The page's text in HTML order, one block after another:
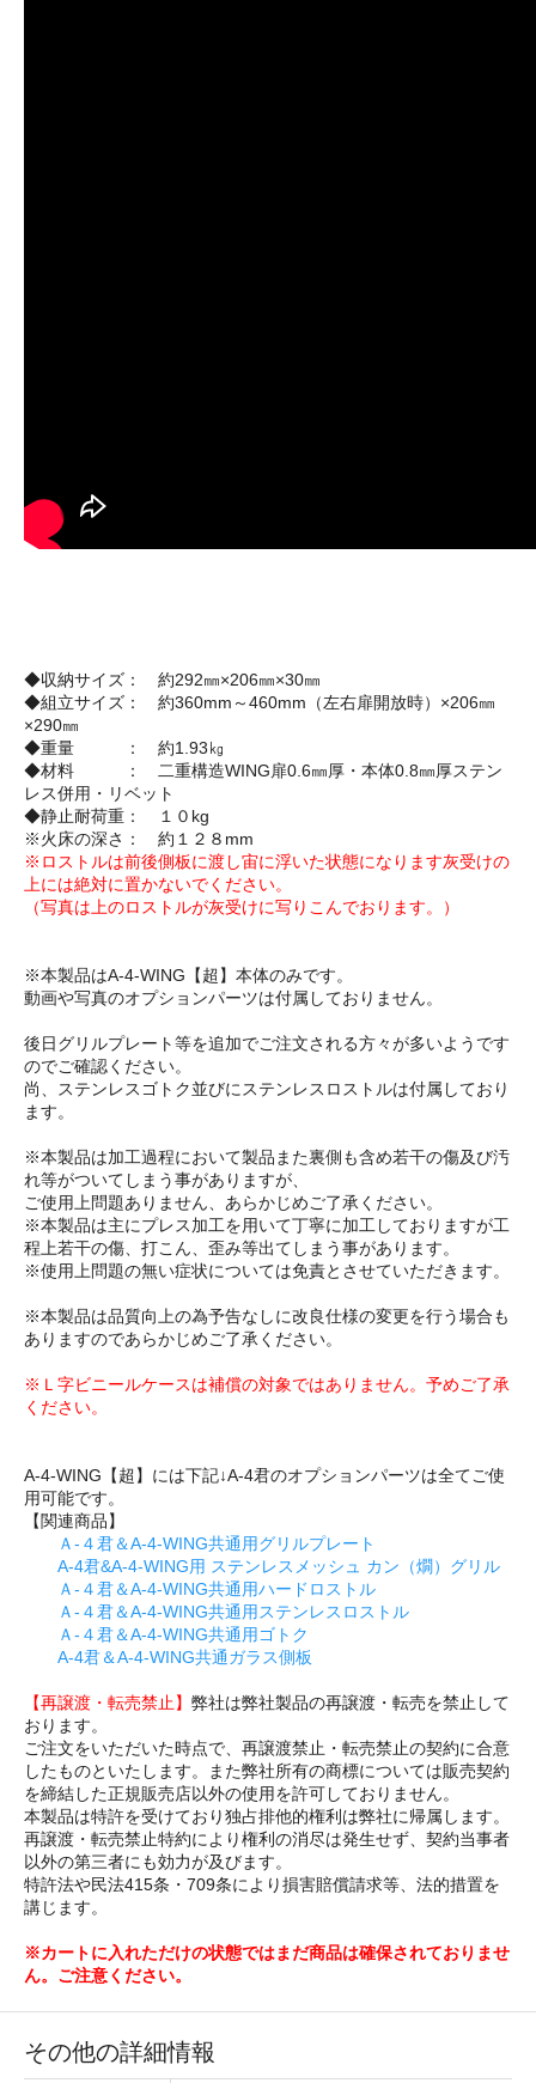
◆収納サイズ： 約292㎜×206㎜×30㎜
◆組立サイズ： 約360mm～460mm（左右扉開放時）×206㎜
×290㎜
◆重量 ： 約1.93㎏
◆材料 ： 二重構造WING扉0.6㎜厚・本体0.8㎜厚ステン
レス併用・リベット
◆静止耐荷重： １０kg
※火床の深さ： 約１２８mm
※ロストルは前後側板に渡し宙に浮いた状態になります灰受けの
上には絶対に置かないでください。
（写真は上のロストルが灰受けに写りこんでおります。）
※本製品はA-4-WING【超】本体のみです。
動画や写真のオプションパーツは付属しておりません。
後日グリルプレート等を追加でご注文される方々が多いようです
のでご確認ください。
尚、ステンレスゴトク並びにステンレスロストルは付属しており
ます。
※本製品は加工過程において製品また裏側も含め若干の傷及び汚
れ等がついてしまう事がありますが、
ご使用上問題ありません、あらかじめご了承ください。
※本製品は主にプレス加工を用いて丁寧に加工しておりますが工
程上若干の傷、打こん、歪み等出てしまう事があります。
※使用上問題の無い症状については免責とさせていただきます。
※本製品は品質向上の為予告なしに改良仕様の変更を行う場合も
ありますのであらかじめご了承ください。
※Ｌ字ビニールケースは補償の対象ではありません。予めご了承
ください。
A-4-WING【超】には下記↓A-4君のオプションパーツは全てご使
用可能です。
【関連商品】
Ａ-４君＆A-4-WING共通用グリルプレート
A-4君&A-4-WING用 ステンレスメッシュ カン（燗）グリル
Ａ-４君＆A-4-WING共通用ハードロストル
Ａ-４君＆A-4-WING共通用ステンレスロストル
Ａ-４君＆A-4-WING共通用ゴトク
A-4君＆A-4-WING共通ガラス側板
【再譲渡・転売禁止】 弊社は弊社製品の再譲渡・転売を禁止して
おります。
ご注文をいただいた時点で、再譲渡禁止・転売禁止の契約に合意
したものといたします。また弊社所有の商標については販売契約
を締結した正規販売店以外の使用を許可しておりません。
本製品は特許を受けており独占排他的権利は弊社に帰属します。
再譲渡・転売禁止特約により権利の消尽は発生せず、契約当事者
以外の第三者にも効力が及びます。
特許法や民法415条・709条により損害賠償請求等、法的措置を
講じます。
※カートに入れただけの状態ではまだ商品は確保されておりませ
ん。ご注意ください。
その他の詳細情報